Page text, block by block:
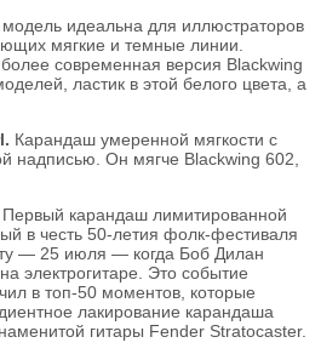
идеальна для иллюстраторов
мягкие и темные линии.
современная версия Blackwing
ластик в этой белого цвета, а
Карандаш умеренной мягкости с
надписью. Он мягче Blackwing 602,
Первый карандаш лимитированной
в честь 50-летия фолк-фестиваля
— 25 июля — когда Боб Дилан
электрогитаре. Это событие
в топ-50 моментов, которые
лакирование карандаша
гитары Fender Stratocaster.